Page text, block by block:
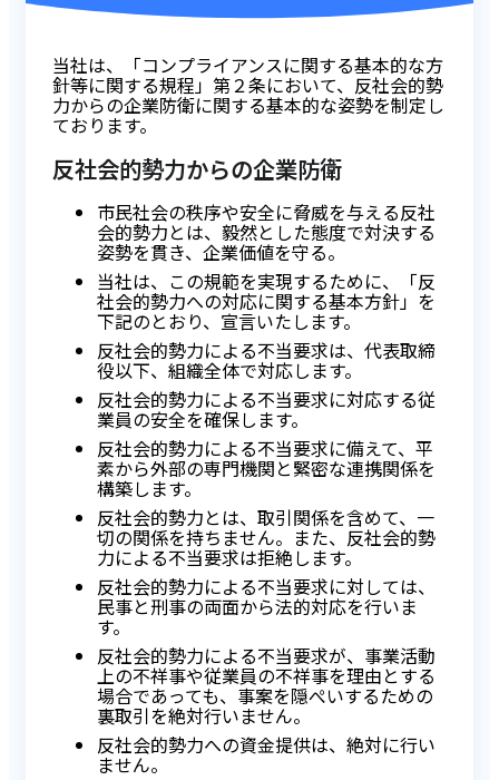
当社は、「コンプライアンスに関する基本的な方
針等に関する規程」第２条において、反社会的勢
力からの企業防衛に関する基本的な姿勢を制定し
ております。
反社会的勢力からの企業防衛
市民社会の秩序や安全に脅威を与える反社
会的勢力とは、毅然とした態度で対決する
姿勢を貫き、企業価値を守る。
当社は、この規範を実現するために、「反
社会的勢力への対応に関する基本方針」を
下記のとおり、宣言いたします。
反社会的勢力による不当要求は、代表取締
役以下、組織全体で対応します。
反社会的勢力による不当要求に対応する従
業員の安全を確保します。
反社会的勢力による不当要求に備えて、平
素から外部の専門機関と緊密な連携関係を
構築します。
反社会的勢力とは、取引関係を含めて、一
切の関係を持ちません。また、反社会的勢
力による不当要求は拒絶します。
反社会的勢力による不当要求に対しては、
民事と刑事の両面から法的対応を行いま
す。
反社会的勢力による不当要求が、事業活動
上の不祥事や従業員の不祥事を理由とする
場合であっても、事案を隠ぺいするための
裏取引を絶対行いません。
反社会的勢力への資金提供は、絶対に行い
ません。